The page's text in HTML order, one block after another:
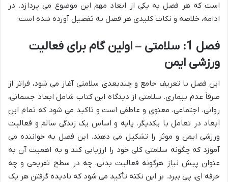
است که هر فصل به یکی از ابعاد مهم این موضوع می پردازد. در
ادامه، خلاصه و نکات کلیدی هر فصل به تفصیل آورده شده است:
فصل 1: سلامتی – اولین گام برای فعالیت
ورزشی ایمن
این فصل با تعریف جامع و چندبعدی سلامتی آغاز می شود، فراتر از
صرفاً عدم بیماری. سلامتی از دیدگاه این کتاب شامل ابعاد جسمانی،
روانی، اجتماعی، معنوی و عاطفی است و تاکید می شود که تمام این
ابعاد در تعامل با یکدیگر، پایه و اساس یک زندگی سالم و فعالیت
ورزشی ایمن و موثر را تشکیل می دهند. این فصل به خواننده می
آموزد که چگونه سلامتی کلی خود را ارزیابی کند و به اهمیت آن به
عنوان پیش نیاز هرگونه فعالیت بدنی، چه در سطح تفریحی و چه
حرفه ای، پی ببرد. بر این نکته تأکید می شود که نادیده گرفتن هر یک